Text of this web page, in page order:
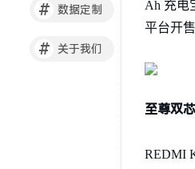
# 数据定制
# 关于我们
Ah 充电
平台开售
至尊双
REDMI